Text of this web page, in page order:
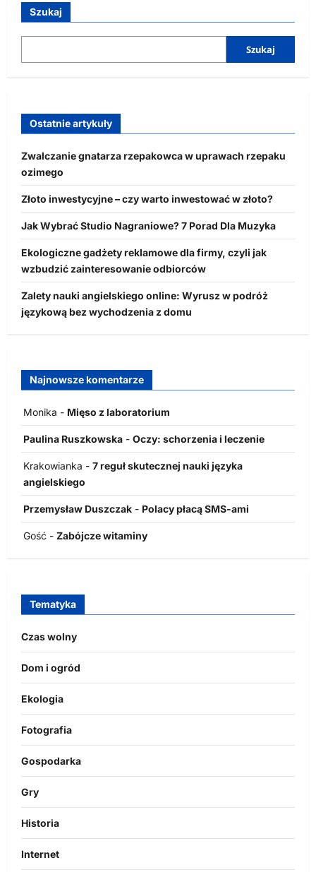
Szukaj
Szukaj
Ostatnie artykuły
Zwalczanie gnatarza rzepakowca w uprawach rzepaku
ozimego
Złoto inwestycyjne – czy warto inwestować w złoto?
Jak Wybrać Studio Nagraniowe? 7 Porad Dla Muzyka
Ekologiczne gadżety reklamowe dla firmy, czyli jak
wzbudzić zainteresowanie odbiorców
Zalety nauki angielskiego online: Wyrusz w podróż
językową bez wychodzenia z domu
Najnowsze komentarze
Monika - Mięso z laboratorium
Paulina Ruszkowska - Oczy: schorzenia i leczenie
Krakowianka - 7 reguł skutecznej nauki języka
angielskiego
Przemysław Duszczak - Polacy płacą SMS-ami
Gość - Zabójcze witaminy
Tematyka
Czas wolny
Dom i ogród
Ekologia
Fotografia
Gospodarka
Gry
Historia
Internet